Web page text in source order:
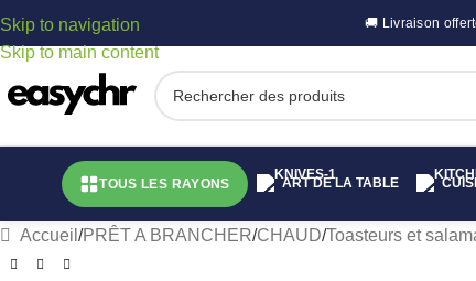
Skip to navigation
Skip to main content
🚚 Livraison
TOUS LES RAYONS ART DE LA TABLE
Accueil /PRÊT A BRANCHER/CHAUD/Toasteurs et